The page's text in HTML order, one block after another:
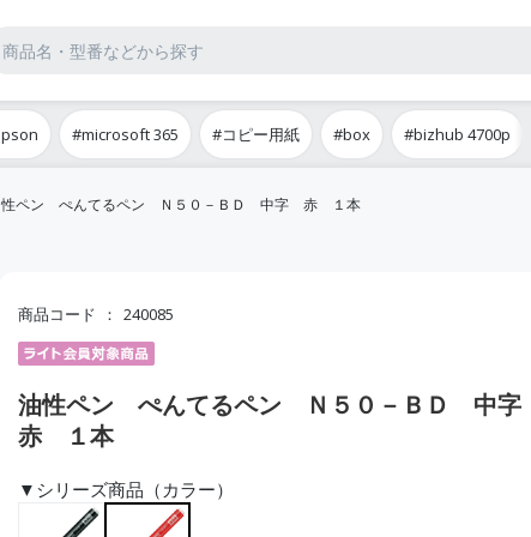
#microsoft 365 #コピー用紙 #box #bizhub 4700p
性ペン ぺんてるペン Ｎ５０－ＢＤ 中字 赤 １本
商品コード 240085
油性ペン ぺんてるペン Ｎ５０－ＢＤ 中字
赤 １本
▼シリーズ商品（カラー）